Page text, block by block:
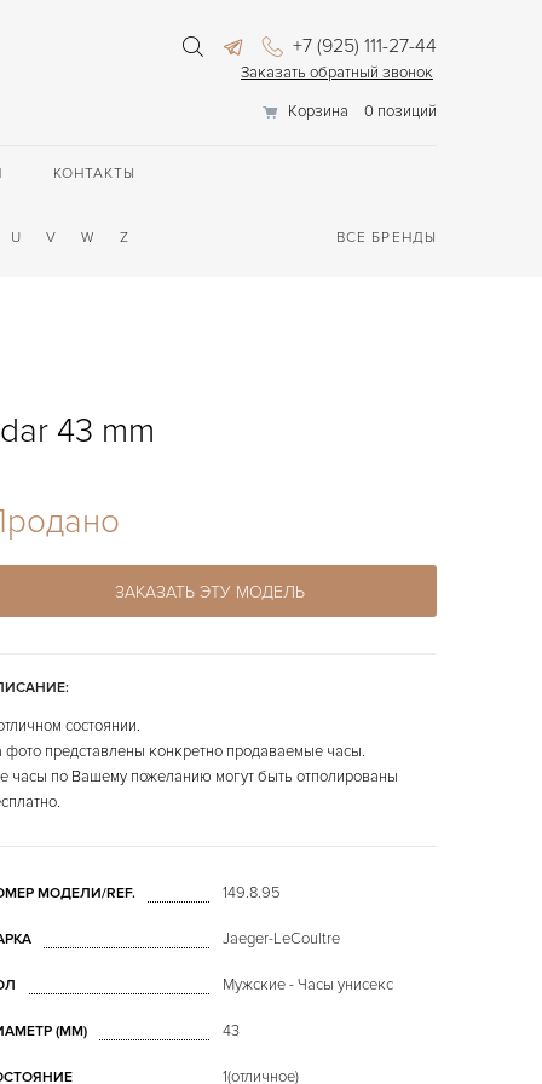
+7 (925) 111-27-44
Заказать обратный звонок
Корзина
0 позиций
КОНТАКТЫ
U V W Z ВСЕ БРЕНДЫ
43 mm
ЗАКАЗАТЬ ЭТУ МОДЕЛЬ
состоянии.
фото представлены конкретно продаваемые часы.
часы по Вашему пожеланию могут быть отполированы
МОДЕЛИ/REF. 149.8.95
Jaeger-LeCoultre
Мужские - Часы унисекс
(MM) 43
1(отличное)